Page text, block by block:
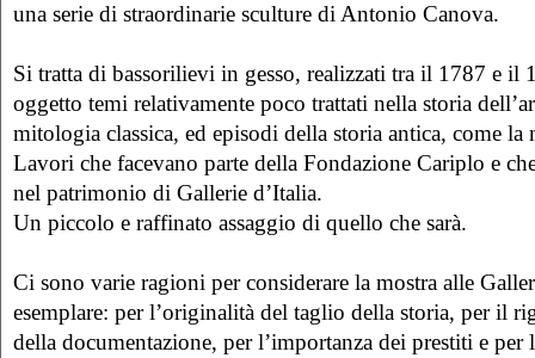
una serie di straordinarie sculture di Antonio Canova.
Si tratta di bassorilievi in gesso, realizzati tra il 1787 e il
oggetto temi relativamente poco trattati nella storia
mitologia classica, ed episodi della storia antica, come la
Lavori che facevano parte della Fondazione Cariplo e
nel patrimonio di Gallerie d’Italia.
Un piccolo e raffinato assaggio di quello che sarà.
Ci sono varie ragioni per considerare la mostra alle
esemplare: per l’originalità del taglio della storia, per il
della documentazione, per l’importanza dei prestiti e per